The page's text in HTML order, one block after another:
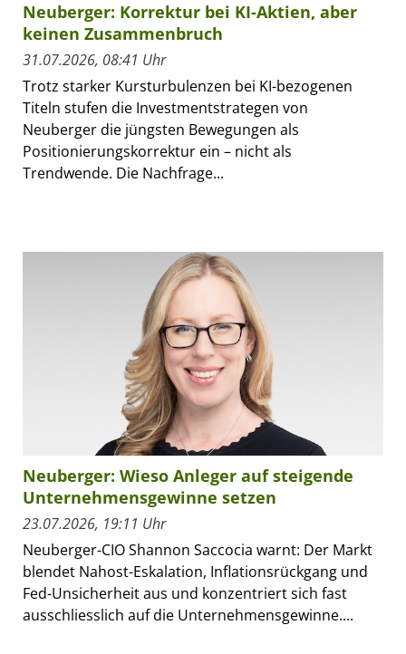
Neuberger: Korrektur bei KI-Aktien, aber
keinen Zusammenbruch
31.07.2026, 08:41 Uhr
Trotz starker Kursturbulenzen bei KI-bezogenen
Titeln stufen die Investmentstrategen von
Neuberger die jüngsten Bewegungen als
Positionierungskorrektur ein – nicht als
Trendwende. Die Nachfrage...
Neuberger: Wieso Anleger auf steigende
Unternehmensgewinne setzen
23.07.2026, 19:11 Uhr
Neuberger-CIO Shannon Saccocia warnt: Der Markt
blendet Nahost-Eskalation, Inflationsrückgang und
Fed-Unsicherheit aus und konzentriert sich fast
ausschliesslich auf die Unternehmensgewinne....